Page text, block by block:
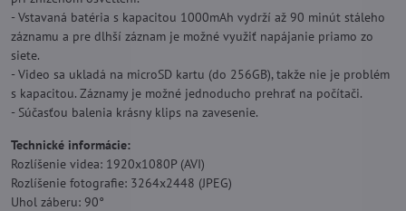
- Vstavaná batéria s kapacitou 1000mAh vydrží až 90 minút stáleho
záznamu a pre dlhší záznam je možné využiť napájanie priamo zo
siete.
- Video sa ukladá na microSD kartu (do 256GB), takže nie je problém
s kapacitou. Záznamy je možné jednoducho prehrať na počítači.
- Súčasťou balenia krásny klips na zavesenie.
Technické informácie:
Rozlíšenie videa: 1920x1080P (AVI)
Rozlíšenie fotografie: 3264x2448 (JPEG)
Uhol záberu: 90°